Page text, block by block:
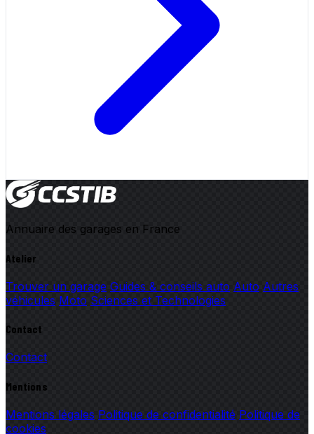
Annuaire des garages en France
Atelier
Trouver un garage Guides & conseils auto Auto Autres
véhicules Moto Sciences et Technologies
Contact
Contact
Mentions
Mentions légales Politique de confidentialité Politique de
cookies